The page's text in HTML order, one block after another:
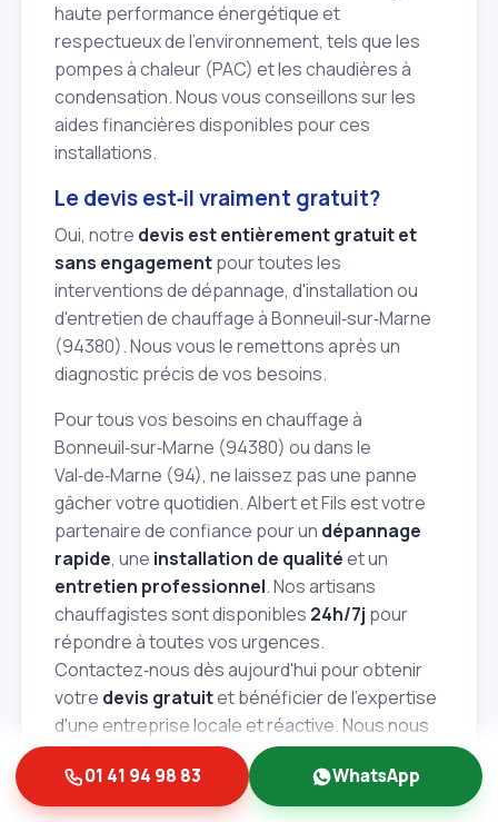
haute performance énergétique et
respectueux de l'environnement, tels que les
pompes à chaleur (PAC) et les chaudières à
condensation. Nous vous conseillons sur les
aides financières disponibles pour ces
installations.
Le devis est‑il vraiment gratuit?
Oui, notre devis est entièrement gratuit et
sans engagementpour toutes les
interventions de dépannage, d'installation ou
d'entretien de chauffage à Bonneuil‑sur‑Marne
(94380). Nous vous le remettons après un
diagnostic précis de vos besoins.
Pour tous vos besoins en chauffage à
Bonneuil‑sur‑Marne (94380) ou dans le
Val‑de‑Marne (94), ne laissez pas une panne
gâcher votre quotidien. Albert et Fils est votre
partenaire de confiance pour un dépannage
rapide, une installation de qualitéet un
entretien professionnel. Nos artisans
chauffagistes sont disponibles 24h/7j pour
répondre à toutes vos urgences.
Contactez‑nous dès aujourd'hui pour obtenir
votre devis gratuitet bénéficier de l'expertise
d'une entreprise locale et réactive. Nous nous
déplaçons à votre domicile pour évaluer vos
besoins et vous proposer la meilleure solution
au meilleur prix. N'attendez pas, votre confort
01 41 94 98 83 WhatsApp